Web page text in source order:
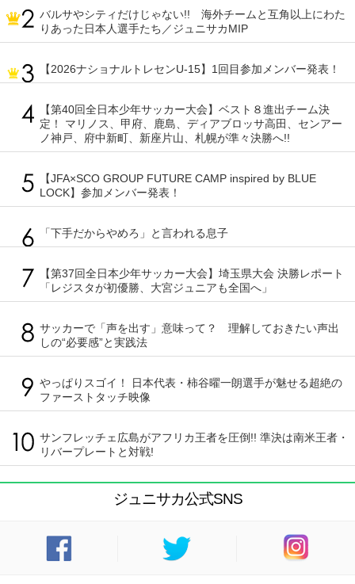
バルサやシティだけじゃない!! 海外チームと互角以上にわた
りあった日本人選手たち／ジュニサカMIP
【2026ナショナルトレセンU-15】1回目参加メンバー発表！
【第40回全日本少年サッカー大会】ベスト８進出チーム決
定！ マリノス、甲府、鹿島、ディアブロッサ高田、センアー
ノ神戸、府中新町、新座片山、札幌が準々決勝へ!!
【JFA×SCO GROUP FUTURE CAMP inspired by BLUE
LOCK】参加メンバー発表！
「下手だからやめろ」と言われる息子
【第37回全日本少年サッカー大会】埼玉県大会 決勝レポート
「レジスタが初優勝、大宮ジュニアも全国へ」
サッカーで「声を出す」意味って？ 理解しておきたい声出
しの“必要感”と実践法
やっぱりスゴイ！ 日本代表・柿谷曜一朗選手が魅せる超絶の
ファーストタッチ映像
サンフレッチェ広島がアフリカ王者を圧倒!! 準決は南米王者・
リバープレートと対戦!
ジュニサカ公式SNS